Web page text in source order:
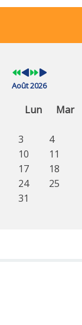
Année
Mois
Année
Mois
Août 2026
Lun Mar
3
4
10
11
17
18
24
25
31